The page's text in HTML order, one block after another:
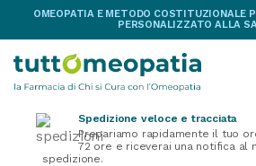
OMEOPATIA E METODO COSTITUZIONALE
PERSONALIZZATO ALLA
Spedizione veloce e tracciata
Prepariamo rapidamente il tuo
72 ore e riceverai una notifica al
spedizione.